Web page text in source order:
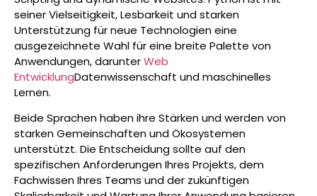
seiner Vielseitigkeit, Lesbarkeit und starken
Unterstützung für neue Technologien eine
ausgezeichnete Wahl für eine breite Palette von
Anwendungen, darunterWeb
EntwicklungDatenwissenschaft und maschinelles
Lernen.
Beide Sprachen haben ihre Stärken und werden von
starken Gemeinschaften und Ökosystemen
unterstützt. Die Entscheidung sollte auf den
spezifischen Anforderungen Ihres Projekts, dem
Fachwissen Ihres Teams und der zukünftigen